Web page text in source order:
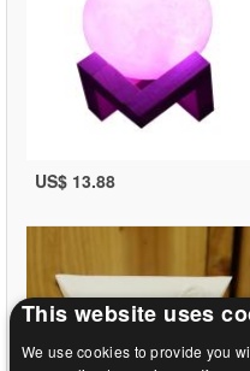
US$ 13.88
This website uses
We use cookies to provide you